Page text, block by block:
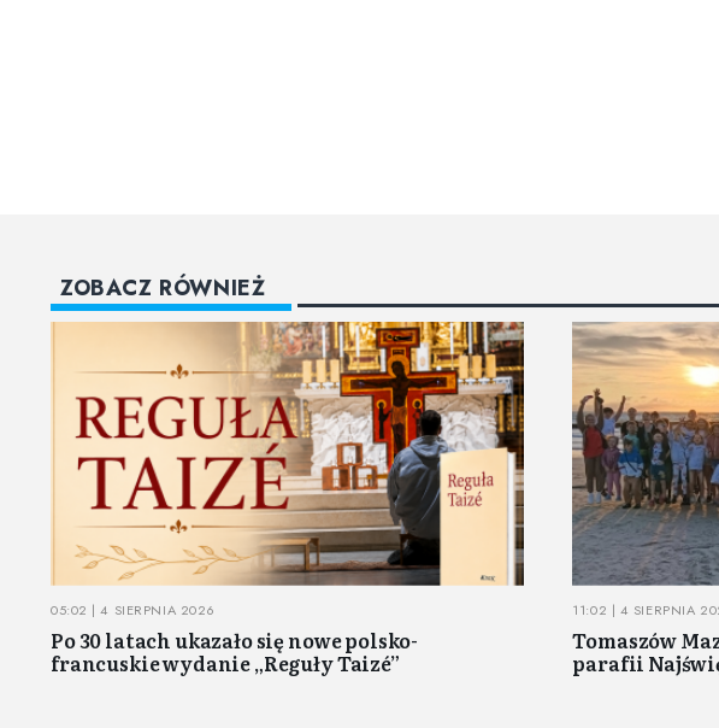
ZOBACZ RÓWNIEŻ
05:02 | 4 SIERPNIA 2026
Po 30 latach ukazało się nowe polsko-
francuskie wydanie „Reguły Taizé”
11:02 | 4 SIERPNIA
Tomaszów
parafii